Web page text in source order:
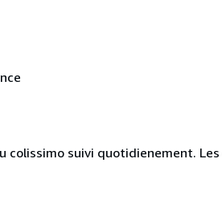
colissimo suivi quotidienement.